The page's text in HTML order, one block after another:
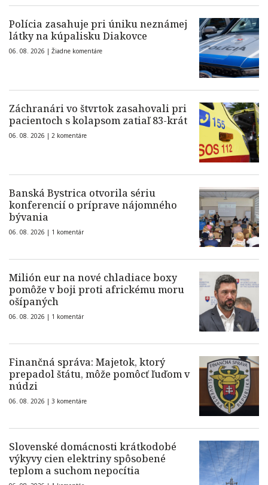
Polícia zasahuje pri úniku neznámej
látky na kúpalisku Diakovce
06. 08. 2026 | Žiadne komentáre
Záchranári vo štvrtok zasahovali pri
pacientoch s kolapsom zatiaľ 83-krát
06. 08. 2026 | 2 komentáre
Banská Bystrica otvorila sériu
konferencií o príprave nájomného
bývania
06. 08. 2026 | 1 komentár
Milión eur na nové chladiace boxy
pomôže v boji proti africkému moru
ošípaných
06. 08. 2026 | 1 komentár
Finančná správa: Majetok, ktorý
prepadol štátu, môže pomôcť ľuďom v
núdzi
06. 08. 2026 | 3 komentáre
Slovenské domácnosti krátkodobé
výkyvy cien elektriny spôsobené
teplom a suchom nepocítia